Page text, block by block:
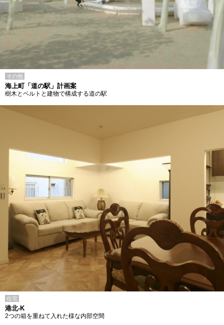
その他
海上町「道の駅」計画案
樹木とベルトと建物で構成する道の駅
住宅
港北-K
2つの箱を重ねて入れた様な内部空間